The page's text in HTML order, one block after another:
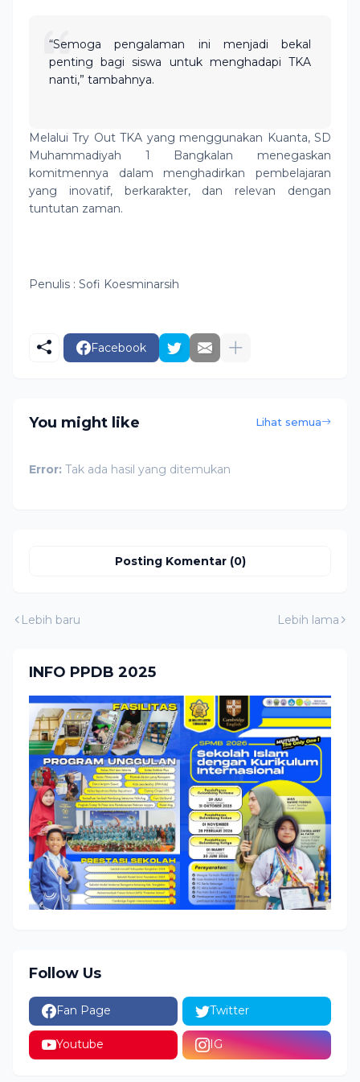
“Semoga pengalaman ini menjadi bekal
penting bagi siswa untuk menghadapi TKA
nanti,” tambahnya.
Melalui Try Out TKA yang menggunakan Kuanta, SD
Muhammadiyah 1 Bangkalan menegaskan
komitmennya dalam menghadirkan pembelajaran
yang inovatif, berkarakter, dan relevan dengan
tuntutan zaman.
Penulis : Sofi Koesminarsih
Facebook
You might like Lihat semua
Error: Tak ada hasil yang ditemukan
Posting Komentar (0)
Lebih baru Lebih lama
INFO PPDB 2025
Follow Us
Fan Page Twitter
Youtube IG